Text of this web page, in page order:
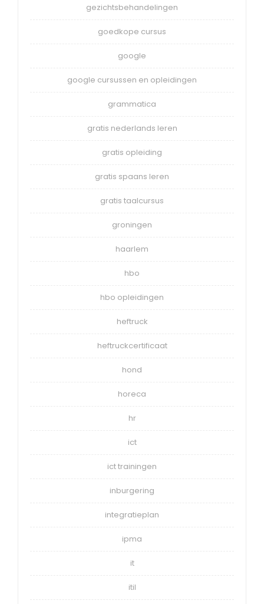
gezichtsbehandelingen
goedkope cursus
google
google cursussen en opleidingen
grammatica
gratis nederlands leren
gratis opleiding
gratis spaans leren
gratis taalcursus
groningen
haarlem
hbo
hbo opleidingen
heftruck
heftruckcertificaat
hond
horeca
hr
ict
ict trainingen
inburgering
integratieplan
ipma
it
itil